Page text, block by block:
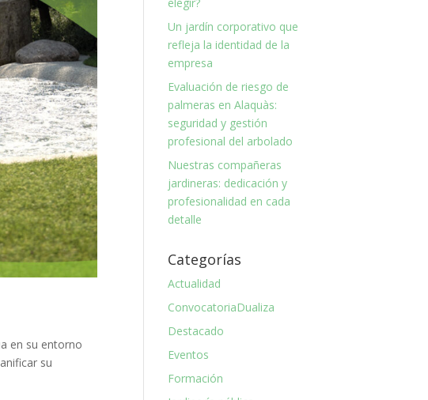
en su entorno
su
Un jardín corporativo que
refleja la identidad de la
empresa
Evaluación de riesgo de
palmeras en Alaquàs:
seguridad y gestión
profesional del arbolado
Nuestras compañeras
jardineras: dedicación y
profesionalidad en cada
detalle
Categorías
Actualidad
ConvocatoriaDualiza
Destacado
Eventos
Formación